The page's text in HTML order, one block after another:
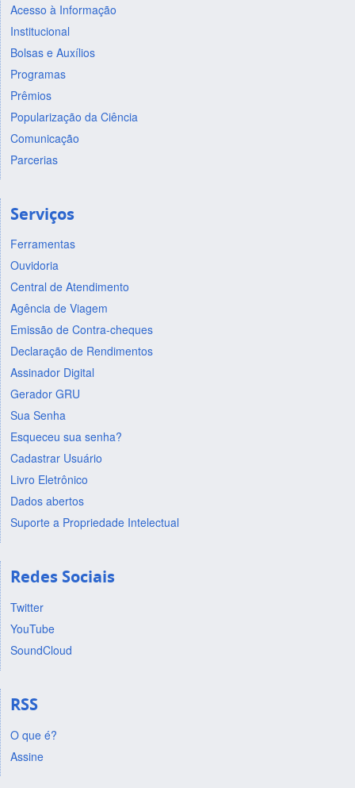
Acesso à Informação
Institucional
Bolsas e Auxílios
Programas
Prêmios
Popularização da Ciência
Comunicação
Parcerias
Serviços
Ferramentas
Ouvidoria
Central de Atendimento
Agência de Viagem
Emissão de Contra-cheques
Declaração de Rendimentos
Assinador Digital
Gerador GRU
Sua Senha
Esqueceu sua senha?
Cadastrar Usuário
Livro Eletrônico
Dados abertos
Suporte a Propriedade Intelectual
Redes Sociais
Twitter
YouTube
SoundCloud
RSS
O que é?
Assine